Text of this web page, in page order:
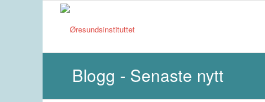
Blogg - Senaste nytt